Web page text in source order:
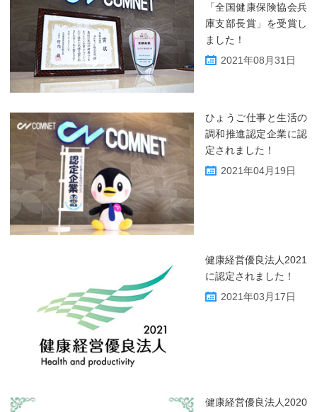
「全国健康保険協会兵
庫支部長賞」を受賞し
ました！
2021年08月31日
ひょうご仕事と生活の
調和推進認定企業に認
定されました！
2021年04月19日
健康経営優良法人2021
に認定されました！
2021年03月17日
健康経営優良法人2020